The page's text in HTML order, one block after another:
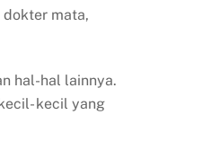
dokter mata,
hal-hal lainnya.
kecil yang